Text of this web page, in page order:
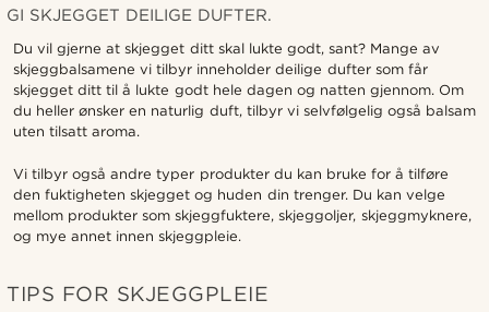
GI SKJEGGET DEILIGE DUFTER.
Du vil gjerne at skjegget ditt skal lukte godt, sant? Mange av
skjeggbalsamene vi tilbyr inneholder deilige dufter som får
skjegget ditt til å lukte godt hele dagen og natten gjennom. Om
du heller ønsker en naturlig duft, tilbyr vi selvfølgelig også balsam
uten tilsatt aroma.
Vi tilbyr også andre typer produkter du kan bruke for å tilføre
den fuktigheten skjegget og huden din trenger. Du kan velge
mellom produkter som skjeggfuktere, skjeggoljer, skjeggmyknere,
og mye annet innen skjeggpleie.
TIPS FOR SKJEGGPLEIE